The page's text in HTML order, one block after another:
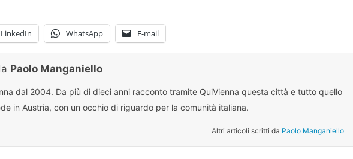
LinkedIn WhatsApp E-mail
Paolo Manganiello
dal 2004. Da più di dieci anni racconto tramite QuiVienna questa città e tutto quello
in Austria, con un occhio di riguardo per la comunità italiana.
Altri articoli scritti da Paolo Manganiello